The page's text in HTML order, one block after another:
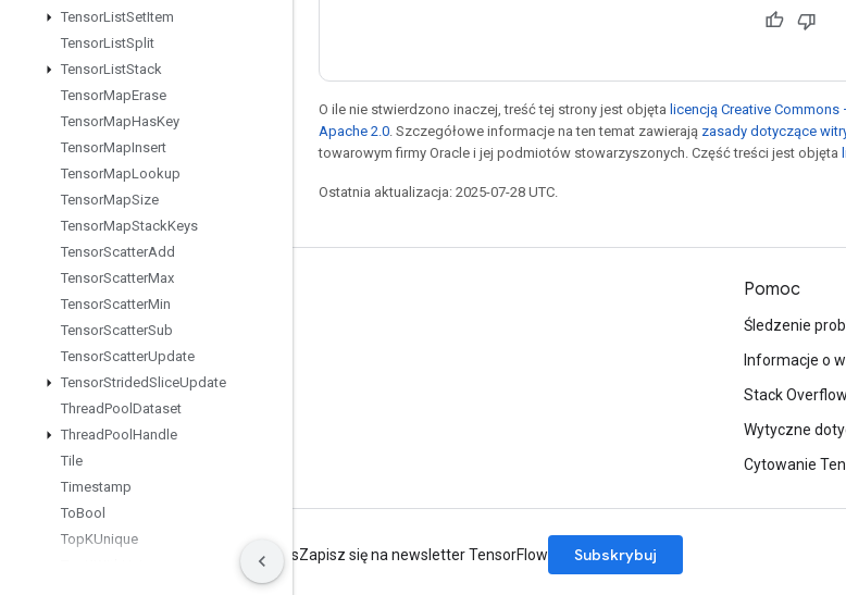
TensorListSetItem
TensorListSplit
TensorListStack
TensorMapErase
TensorMapHasKey
TensorMapInsert
TensorMapLookup
TensorMapSize
TensorMapStackKeys
TensorScatterAdd
TensorScatterMax
TensorScatterMin
TensorScatterSub
TensorScatterUpdate
TensorStridedSliceUpdate
ThreadPool Dataset
ThreadPool Handle
Tile
Timestamp
ToBool
TopKUnique
O ile nie stwierdzono inaczej, treść tej strony jest objęta licencją Creative
Apache 2.0 . Szczegółowe informacje na ten temat zawierają zasady dotyczące
towarowym firmy Oracle i jej podmiotów stowarzyszonych. Część treści jest objęta
Ostatnia aktualizacja: 2025-07-28 UTC.
Pozostawaj w kontakcie
Forum
Twitter
YouTube
Pomoc
Śledzenie
Informacje o
Stack Overflow
Wytyczne
Cytowanie
Manage cookiesZapisz się na newsletter TensorFlow Subskrybuj